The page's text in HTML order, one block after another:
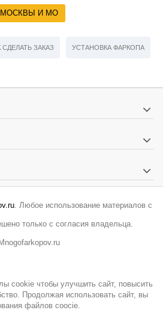
МОСКВЫ И МО
СДЕЛАТЬ ЗАКАЗ УСТАНОВКА ФАРКОПА
. Любое использование материалов с
только с согласия владельца.
Mnogofarkopov.ru
cookie чтобы улучшить сайт, повысить
Продолжая использовать сайт, вы
файлов coocie.